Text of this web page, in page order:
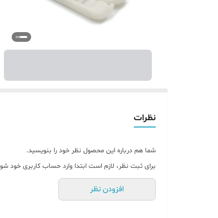
نظرات
شما هم درباره این محصول نظر خود را بنویسید.
برای ثبت نظر، لازم است ابتدا وارد حساب کاربری خود
افزودن نظر